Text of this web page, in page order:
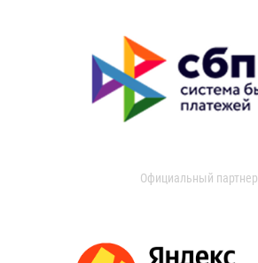
Официальный партнер